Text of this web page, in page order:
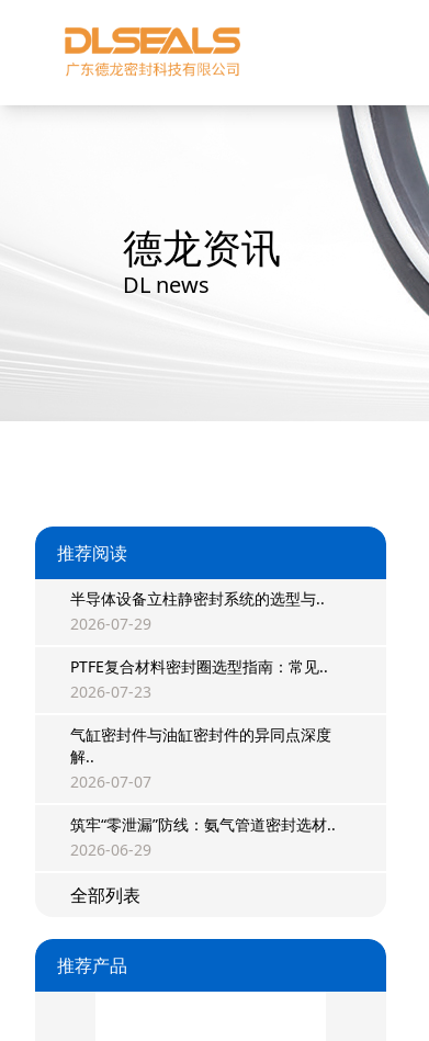
德龙资讯
DL news
推荐阅读
半导体设备立柱静密封系统的选型与..
2026-07-29
PTFE复合材料密封圈选型指南：常见..
2026-07-23
气缸密封件与油缸密封件的异同点深度
解..
2026-07-07
筑牢“零泄漏”防线：氨气管道密封选材..
2026-06-29
全部列表
推荐产品
星型双O组合
组合密封
重载阶梯组合